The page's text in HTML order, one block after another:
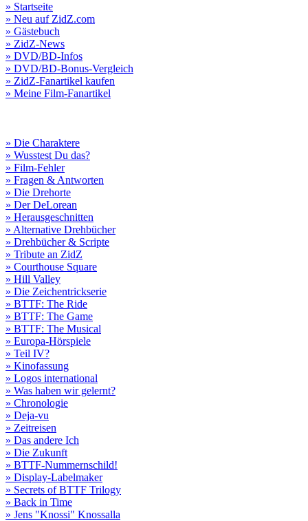
» Startseite
» Neu auf ZidZ.com
» Gästebuch
» ZidZ-News
» DVD/BD-Infos
» DVD/BD-Bonus-Vergleich
» ZidZ-Fanartikel kaufen
» Meine Film-Fanartikel
» Die Charaktere
» Wusstest Du das?
» Film-Fehler
» Fragen & Antworten
» Die Drehorte
» Der DeLorean
» Herausgeschnitten
» Alternative Drehbücher
» Drehbücher & Scripte
» Tribute an ZidZ
» Courthouse Square
» Hill Valley
» Die Zeichentrickserie
» BTTF: The Ride
» BTTF: The Game
» BTTF: The Musical
» Europa-Hörspiele
» Teil IV?
» Kinofassung
» Logos international
» Was haben wir gelernt?
» Chronologie
» Deja-vu
» Zeitreisen
» Das andere Ich
» Die Zukunft
» BTTF-Nummernschild!
» Display-Labelmaker
» Secrets of BTTF Trilogy
» Back in Time
» Jens "Knossi" Knossalla